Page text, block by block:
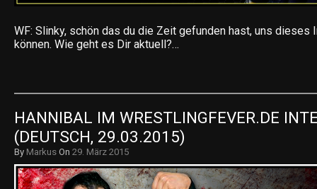
WF: Slinky, schön das du die Zeit gefunden hast, uns dieses
können. Wie geht es Dir aktuell?…
HANNIBAL IM WRESTLINGFEVER.DE
(DEUTSCH, 29.03.2015)
By Markus On 29. März 2015